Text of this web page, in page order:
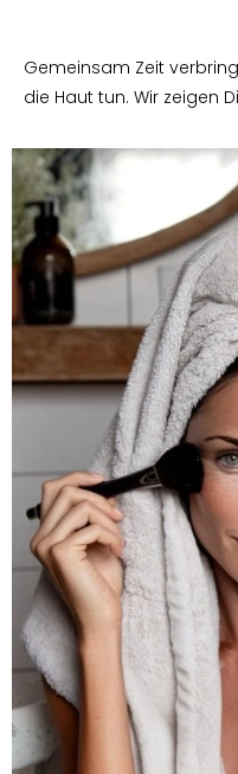
Gemeinsam Zeit
die Haut tun. Wir zeigen